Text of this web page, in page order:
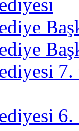
6.